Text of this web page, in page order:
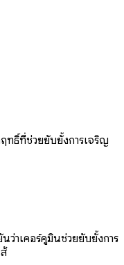
ทธิ์ที่ช่วยยับยั้งการเจริญ
าเคอร์คูมินช่วยยับยั้งการ